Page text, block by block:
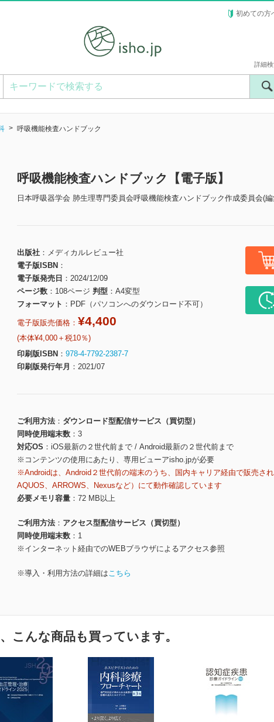
初めての方
詳細
呼吸機能検査ハンドブック
呼吸機能検査ハンドブック【電子版】
日本呼吸器学会 肺生理専門委員会呼吸機能検査ハンドブック作成委員会(
出版社
メディカルレビュー社
電子版ISBN
電子版発売日
2024/12/09
ページ数
108ページ 判型
A4変型
フォーマット
PDF（パソコンへのダウンロード不可）
電子版販売価格： ¥4,400
(本体¥4,000＋税10％)
印刷版ISBN
978-4-7792-2387-7
印刷版発行年月
2021/07
ご利用方法
ダウンロード型配信サービス（買切型）
同時使用端末数
3
対応OS
iOS最新の２世代前まで / Android最新の２世代前まで
※コンテンツの使用にあたり、専用ビューアisho.jpが必要
※Androidは、Android２世代前の端末のうち、国内キャリア経由で販売さ
AQUOS、ARROWS、Nexusなど）にて動作確認しています
必要メモリ容量
72 MB以上
ご利用方法
アクセス型配信サービス（買切型）
同時使用端末数
1
※インターネット経由でのWEBブラウザによるアクセス参照
※導入・利用方法の詳細はこちら
こんな商品も買っています。